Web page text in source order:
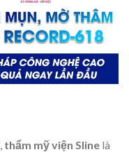
thẩm mỹ viện Sline là